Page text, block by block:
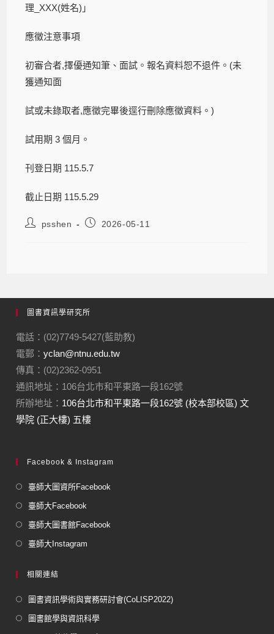
理_XXX(姓名)」
應徵注意事項
初審合者,擇優通知筆、面試。報名資料恕不退件。(未
獲通知面
試或未錄取者,應徵完畢後逕行刪除應徵資料。)
試用期 3 個月。
刊登日期 115.5.7
截止日期 115.5.29
psshen 2026-05-11
圖書資訊學研究所
電話：(02)7749-5427(藍助教)
電郵：yclan@ntnu.edu.tw
傳真：(02)2362-0951
通訊地址：106台北市和平東路一段162號
所辦地址： 106台北市和平東路一段162號 (校本部校區) 文
學院 (正大樓) 五樓
Facebook & Instagram
臺師大圖資所Facebook
臺師大Facebook
臺師大圖書館Facebook
臺師大Instagram
相關連結
圖書資訊學術與實務研討會(CoLISP2022)
圖書館學與資訊科學